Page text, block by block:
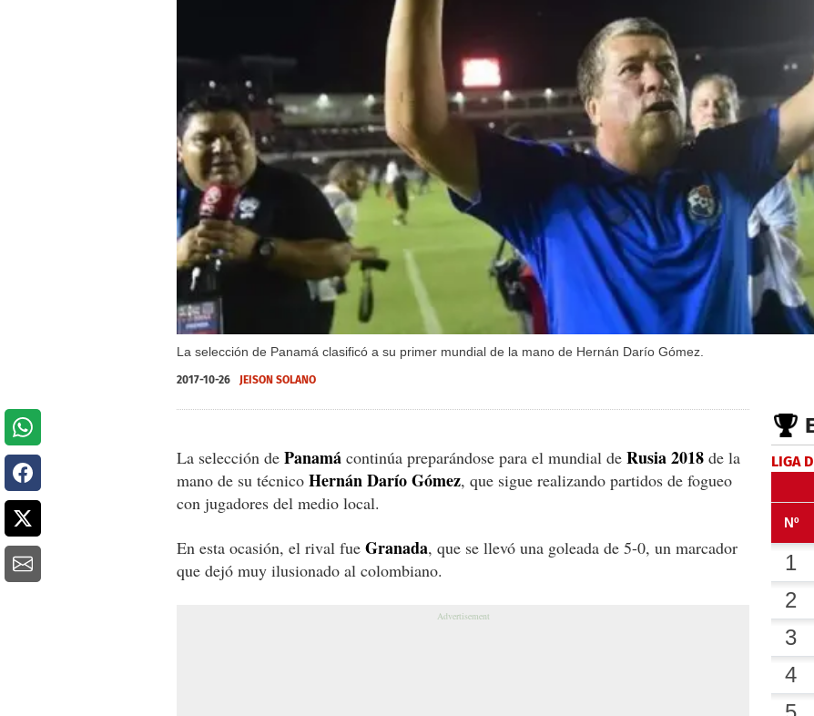
La selección de Panamá clasificó a su primer mundial de la mano de Hernán Darío Gómez.
2017-10-26 JEISON SOLANO
La selección de Panamá continúa preparándose para el mundial de Rusia 2018 de la
mano de su técnico Hernán Darío Gómez, que sigue realizando partidos de fogueo
con jugadores del medio local.
En esta ocasión, el rival fue Granada, que se llevó una goleada de 5-0, un marcador
que dejó muy ilusionado al colombiano.
LIGA